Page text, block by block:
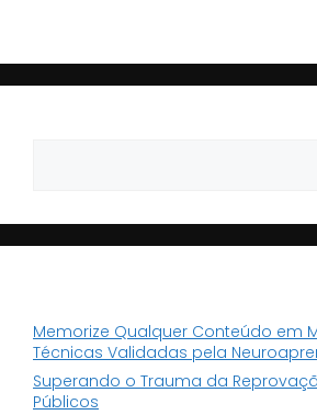
Memorize Qualquer Conteúdo em
Técnicas Validadas pela
Superando o Trauma da
Públicos